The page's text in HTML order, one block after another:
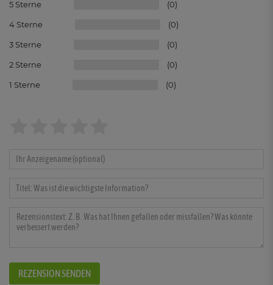
5 0
4 0
3 0
2 0
1 0
REZENSION SENDEN